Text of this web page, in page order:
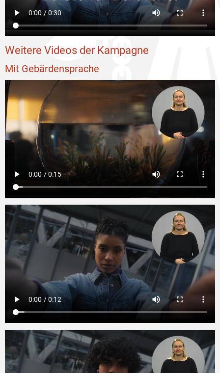
Weitere Videos der Kampagne
Mit Gebärdensprache